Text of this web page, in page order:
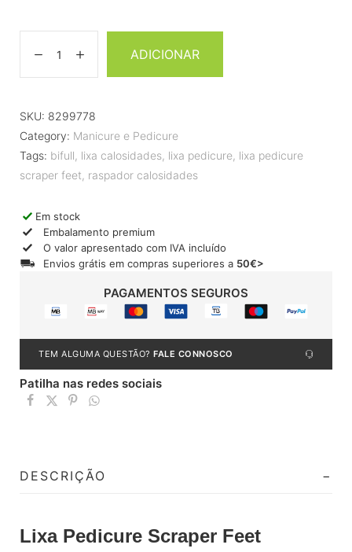
ADICIONAR
SKU: 8299778
Category: Manicure e Pedicure
Tags: bifull, lixa calosidades, lixa pedicure, lixa pedicure
scraper feet, raspador calosidades
Em stock
Embalamento premium
O valor apresentado com IVA incluído
Envios grátis em compras superiores a 50€>
PAGAMENTOS SEGUROS
TEM ALGUMA QUESTÃO? FALE CONNOSCO
Patilha nas redes sociais
DESCRIÇÃO
Lixa Pedicure Scraper Feet